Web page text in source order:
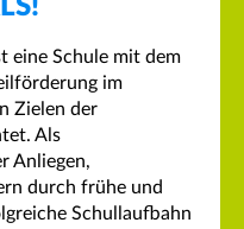
eine Schule mit dem
im
Zielen der
Als
Anliegen,
durch frühe und
Schullaufbahn